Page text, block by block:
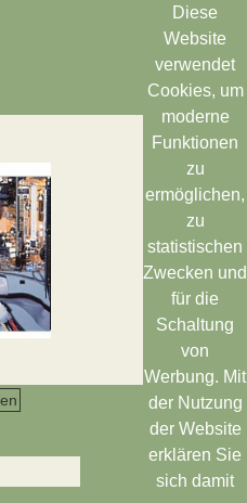
Diese
Website
verwendet
Cookies, um
moderne
Funktionen
zu
ermöglichen,
zu
statistischen
Zwecken und
für die
Schaltung
von
Werbung. Mit
der Nutzung
der Website
erklären Sie
sich damit